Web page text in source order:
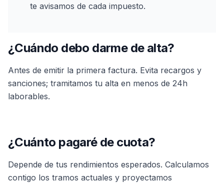
te avisamos de cada impuesto.
¿Cuándo debo darme de alta?
Antes de emitir la primera factura. Evita recargos y
sanciones; tramitamos tu alta en menos de 24h
laborables.
¿Cuánto pagaré de cuota?
Depende de tus rendimientos esperados. Calculamos
contigo los tramos actuales y proyectamos